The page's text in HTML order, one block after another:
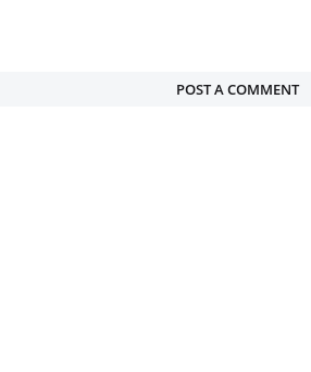
POST A COMMENT